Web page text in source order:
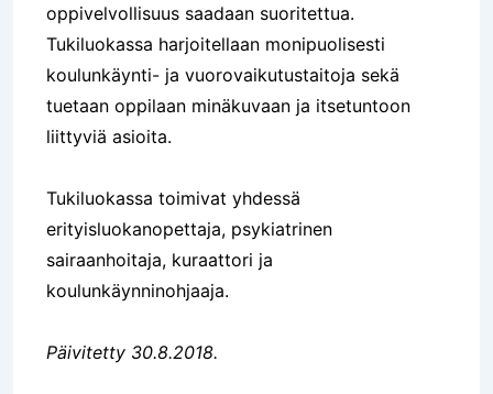
oppivelvollisuus saadaan suoritettua.
Tukiluokassa harjoitellaan monipuolisesti
koulunkäynti- ja vuorovaikutustaitoja sekä
tuetaan oppilaan minäkuvaan ja itsetuntoon
liittyviä asioita.
Tukiluokassa toimivat yhdessä
erityisluokanopettaja, psykiatrinen
sairaanhoitaja, kuraattori ja
koulunkäynninohjaaja.
Päivitetty 30.8.2018.